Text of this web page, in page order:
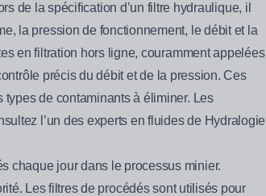
de la spécification d’un filtre hydraulique, il
la pression de fonctionnement, le débit et la
en filtration hors ligne, couramment appelées
précis du débit et de la pression. Ces
de contaminants à éliminer. Les
l’un des experts en fluides de Hydralogie
chaque jour dans le processus minier.
Les filtres de procédés sont utilisés pour